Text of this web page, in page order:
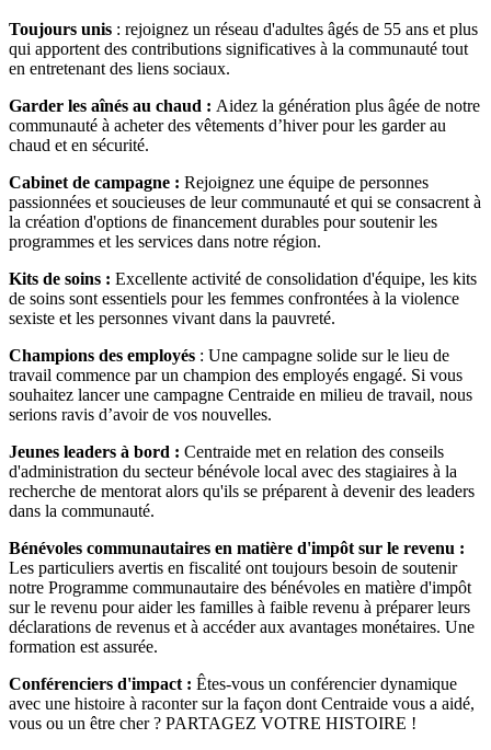
Toujours unis : rejoignez un réseau d'adultes âgés de 55 ans et plus
qui apportent des contributions significatives à la communauté tout
en entretenant des liens sociaux.
Garder les aînés au chaud : Aidez la génération plus âgée de notre
communauté à acheter des vêtements d’hiver pour les garder au
chaud et en sécurité.
Cabinet de campagne : Rejoignez une équipe de personnes
passionnées et soucieuses de leur communauté et qui se consacrent à
la création d'options de financement durables pour soutenir les
programmes et les services dans notre région.
Kits de soins : Excellente activité de consolidation d'équipe, les kits
de soins sont essentiels pour les femmes confrontées à la violence
sexiste et les personnes vivant dans la pauvreté.
Champions des employés : Une campagne solide sur le lieu de
travail commence par un champion des employés engagé. Si vous
souhaitez lancer une campagne Centraide en milieu de travail, nous
serions ravis d’avoir de vos nouvelles.
Jeunes leaders à bord : Centraide met en relation des conseils
d'administration du secteur bénévole local avec des stagiaires à la
recherche de mentorat alors qu'ils se préparent à devenir des leaders
dans la communauté.
Bénévoles communautaires en matière d'impôt sur le revenu :
Les particuliers avertis en fiscalité ont toujours besoin de soutenir
notre Programme communautaire des bénévoles en matière d'impôt
sur le revenu pour aider les familles à faible revenu à préparer leurs
déclarations de revenus et à accéder aux avantages monétaires. Une
formation est assurée.
Conférenciers d'impact : Êtes-vous un conférencier dynamique
avec une histoire à raconter sur la façon dont Centraide vous a aidé,
vous ou un être cher ? PARTAGEZ VOTRE HISTOIRE !